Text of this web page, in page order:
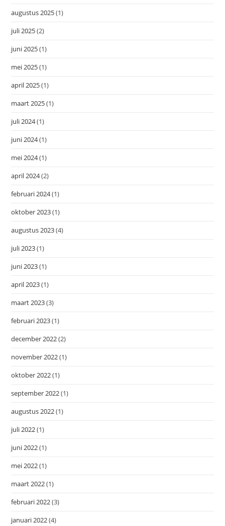
augustus 2025(1)
juli 2025(2)
juni 2025(1)
mei 2025(1)
april 2025(1)
maart 2025(1)
juli 2024(1)
juni 2024(1)
mei 2024(1)
april 2024(2)
februari 2024(1)
oktober 2023(1)
augustus 2023(4)
juli 2023(1)
juni 2023(1)
april 2023(1)
maart 2023(3)
februari 2023(1)
december 2022(2)
november 2022(1)
oktober 2022(1)
september 2022(1)
augustus 2022(1)
juli 2022(1)
juni 2022(1)
mei 2022(1)
maart 2022(1)
februari 2022(3)
januari 2022(4)